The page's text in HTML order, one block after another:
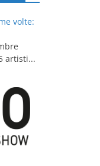
volte:
artisti...